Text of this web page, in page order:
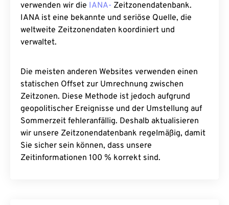
verwenden wir die IANA- Zeitzonendatenbank.
IANA ist eine bekannte und seriöse Quelle, die
weltweite Zeitzonendaten koordiniert und
verwaltet.
Die meisten anderen Websites verwenden einen
statischen Offset zur Umrechnung zwischen
Zeitzonen. Diese Methode ist jedoch aufgrund
geopolitischer Ereignisse und der Umstellung auf
Sommerzeit fehleranfällig. Deshalb aktualisieren
wir unsere Zeitzonendatenbank regelmäßig, damit
Sie sicher sein können, dass unsere
Zeitinformationen 100 % korrekt sind.